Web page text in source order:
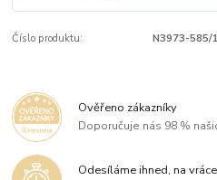
Číslo produktu: N3973-585/
Ověřeno zákazníky
Doporučuje nás 98 %
Odesíláme ihned, na